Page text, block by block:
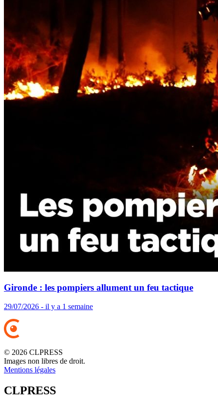
Gironde : les pompiers allument un feu tactique
29/07/2026 - il y a 1 semaine
© 2026 CLPRESS
Images non libres de droit.
Mentions légales
CLPRESS